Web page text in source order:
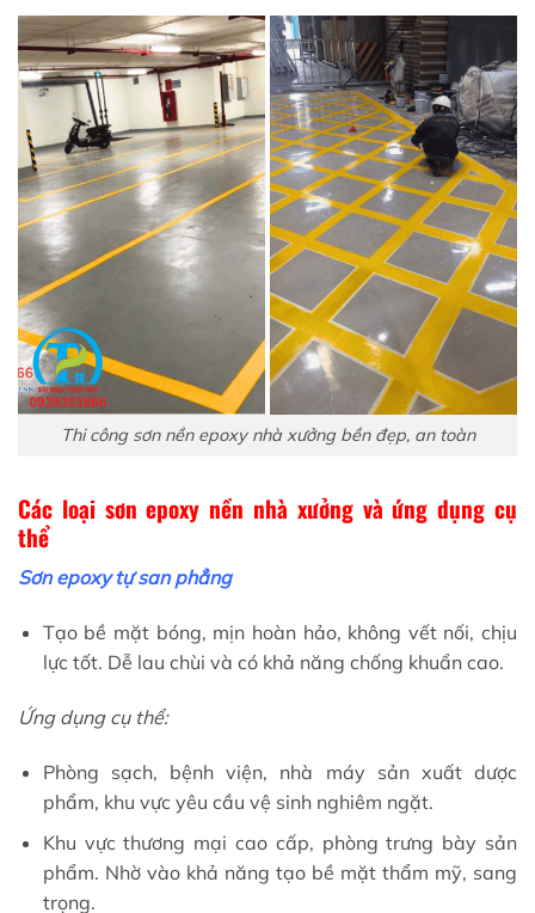
Thi công sơn nền epoxy nhà xưởng bền đẹp, an toàn
Các loại sơn epoxy nền nhà xưởng và ứng dụng cụ
thể
Sơn epoxy tự san phẳng
Tạo bề mặt bóng, mịn hoàn hảo, không vết nối, chịu
lực tốt. Dễ lau chùi và có khả năng chống khuẩn cao.
Ứng dụng cụ thể:
Phòng sạch, bệnh viện, nhà máy sản xuất dược
phẩm, khu vực yêu cầu vệ sinh nghiêm ngặt.
Khu vực thương mại cao cấp, phòng trưng bày sản
phẩm. Nhờ vào khả năng tạo bề mặt thẩm mỹ, sang
trọng.